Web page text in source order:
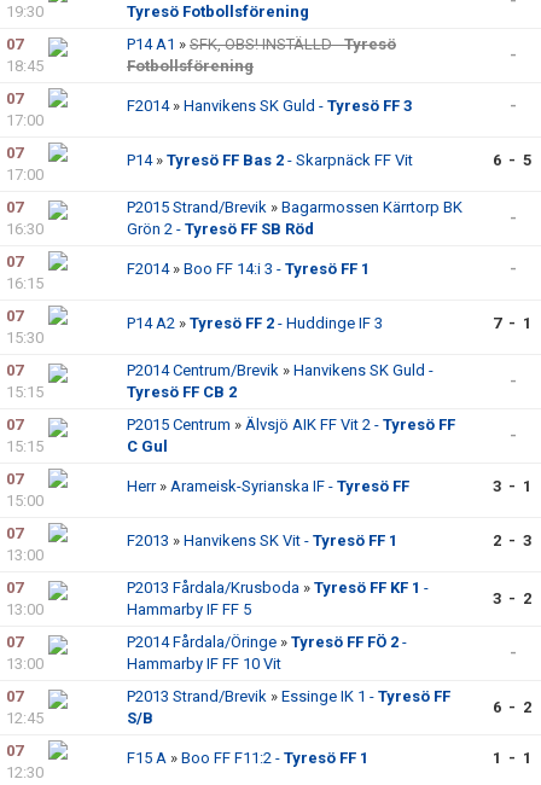
19:30
Tyresö Fotbollsförening
07
18:45
P14 A1 » SFK, OBS! INSTÄLLD -Tyresö
Fotbollsförening
-
07
17:00
F2014» Hanvikens SK Guld - Tyresö FF 3 -
07
17:00
P14» Tyresö FF Bas 2 - Skarpnäck FF Vit 6 - 5
07
16:30
P2015 Strand/Brevik » Bagarmossen Kärrtorp BK
Grön 2 - Tyresö FF SB Röd
-
07
16:15
F2014» Boo FF 14:i 3 - Tyresö FF 1 -
07
15:30
P14 A2 » Tyresö FF 2 - Huddinge IF 3 7 - 1
07
15:15
P2014 Centrum/Brevik » Hanvikens SK Guld -
Tyresö FF CB 2
-
07
15:15
P2015 Centrum » Älvsjö AIK FF Vit 2 - Tyresö FF
C Gul
-
07
15:00
Herr» Arameisk-Syrianska IF - Tyresö FF 3 - 1
07
13:00
F2013 » Hanvikens SK Vit - Tyresö FF 1 2 - 3
07
13:00
P2013 Fårdala/Krusboda » Tyresö FF KF 1 -
Hammarby IF FF 5
3 - 2
07
13:00
P2014 Fårdala/Öringe » Tyresö FF FÖ 2 -
Hammarby IF FF 10 Vit
-
07
12:45
P2013 Strand/Brevik » Essinge IK 1 - Tyresö FF
S/B
6 - 2
07
12:30
F15 A » Boo FF F11:2 - Tyresö FF 1 1 - 1